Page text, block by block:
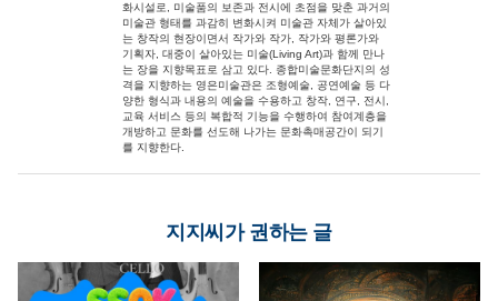
화시설로, 미술품의 보존과 전시에 초점을 맞춘 과거의
미술관 형태를 과감히 변화시켜 미술관 자체가 살아있
는 창작의 현장이면서 작가와 작가, 작가와 평론가와
기획자, 대중이 살아있는 미술(Living Art)과 함께 만나
는 장을 지향목표로 삼고 있다. 종합미술문화단지의 성
격을 지향하는 영은미술관은 조형예술, 공연예술 등 다
양한 형식과 내용의 예술을 수용하고 창작, 연구, 전시,
교육 서비스 등의 복합적 기능을 수행하여 참여계층을
개방하고 문화를 선도해 나가는 문화촉매공간이 되기
를 지향한다.
지지씨가 권하는 글